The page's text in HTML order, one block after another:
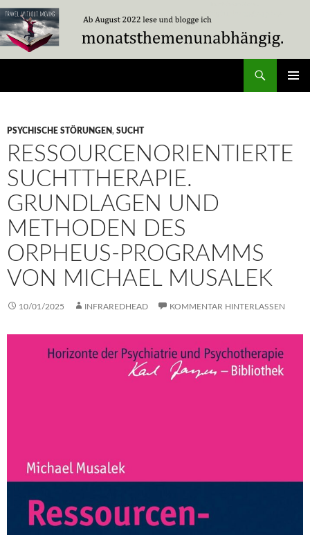
Zum
Inhalt
springen
PSYCHISCHE STÖRUNGEN, SUCHT
RESSOURCENORIENTIERTE
SUCHTTHERAPIE.
GRUNDLAGEN UND
METHODEN DES
ORPHEUS-PROGRAMMS
VON MICHAEL MUSALEK
10/01/2025 INFRAREDHEAD KOMMENTAR HINTERLASSEN